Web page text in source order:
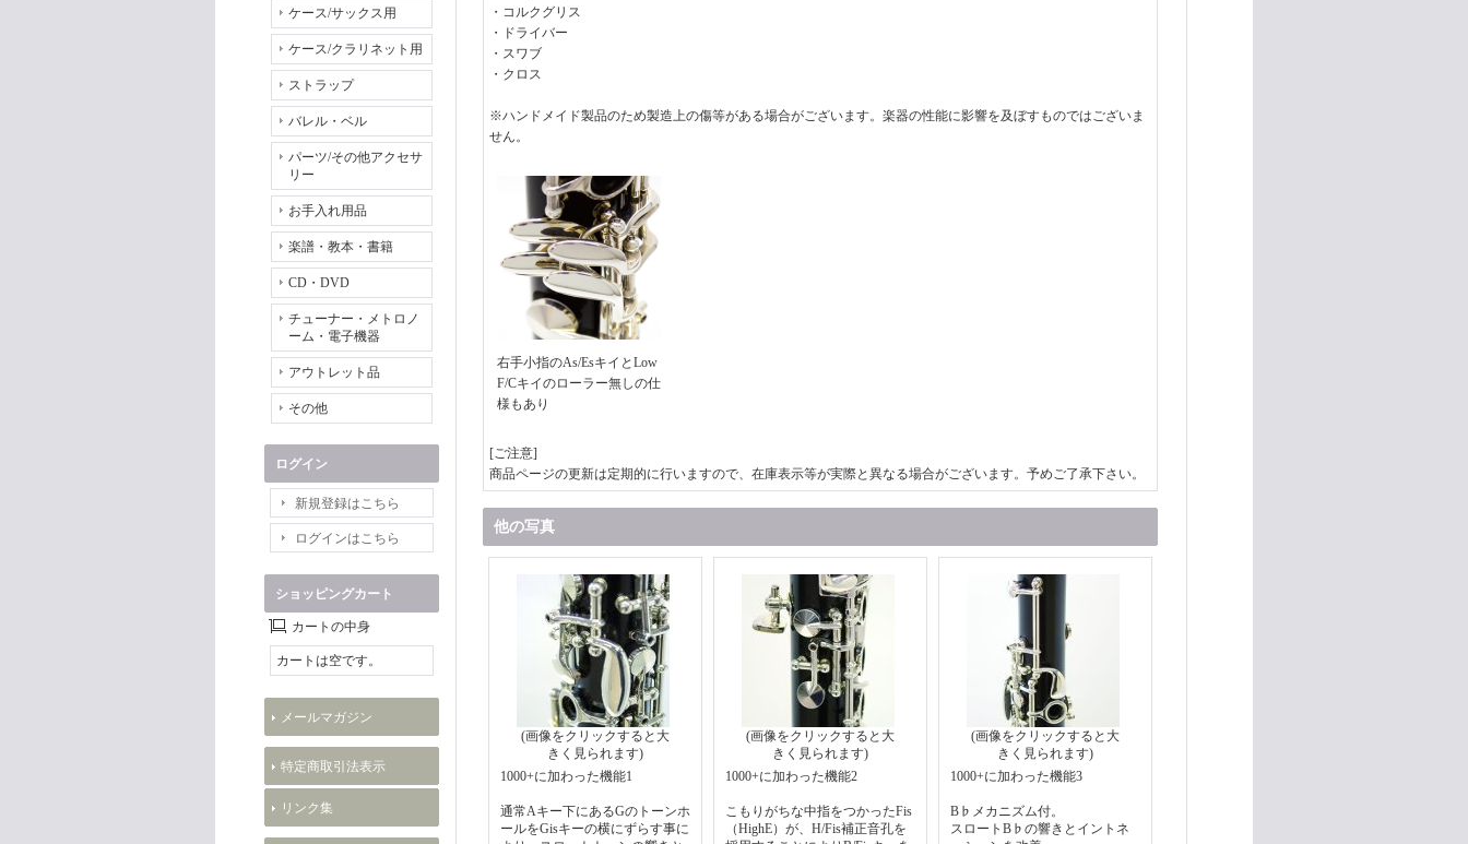
ケース/サックス用
ケース/クラリネット用
ストラップ
バレル・ベル
パーツ/その他アクセサ
リー
お手入れ用品
楽譜・教本・書籍
CD・DVD
チューナー・メトロノ
ーム・電子機器
アウトレット品
その他
ログイン
新規登録はこちら
ログインはこちら
ショッピングカート
カートの中身
カートは空です。
メールマガジン
特定商取引法表示
リンク集
・コルクグリス
・ドライバー
・スワブ
・クロス
※ハンドメイド製品のため製造上の傷等がある場合がございます。楽器の性能に影響を及ぼすものではございま
せん。
右手小指のAs/EsキイとLow
F/Cキイのローラー無しの仕
様もあり
[ご注意]
商品ページの更新は定期的に行いますので、在庫表示等が実際と異なる場合がございます。予めご了承下さい。
他の写真
(画像をクリックすると大
きく見られます)
1000+に加わった機能1
通常Aキー下にあるGのトーンホ
ールをGisキーの横にずらす事に
(画像をクリックすると大
きく見られます)
1000+に加わった機能2
こもりがちな中指をつかったFis
（HighE）が、H/Fis補正音孔を
(画像をクリックすると大
きく見られます)
1000+に加わった機能3
B♭メカニズム付。
スロートB♭の響きとイントネ